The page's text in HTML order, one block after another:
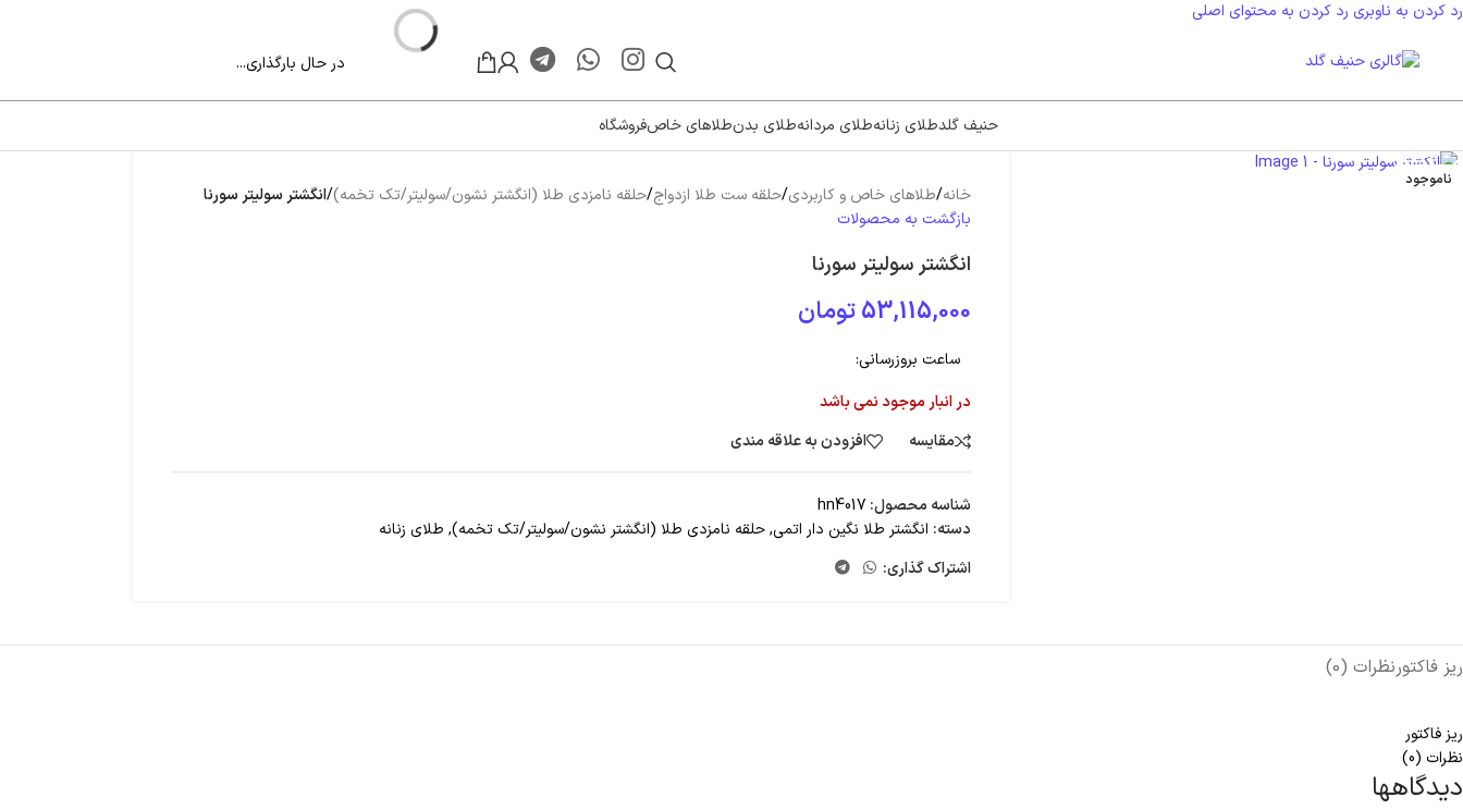
رد کردن به ناوبری رد کردن به محتوای اصلی
در حال بارگذاری...
حنیف گلدطلای زنانهطلای مردانهطلای بدنطلاهای خاصفروشگاه
ناموجود
خانه/طلاهای خاص و کاربردی/حلقه ست طلا ازدواج/حلقه نامزدی طلا (انگشتر نشون/سولیتر/تک تخمه)/انگشتر سولیتر سورنا
بازگشت به محصولات
انگشتر سولیتر سورنا
53,115,000تومان
ساعت بروزرسانی:
در انبار موجود نمی باشد
مقایسه
افزودن به علاقه مندی
شناسه محصول: hn4017
دسته: انگشتر طلا نگین دار اتمی, حلقه نامزدی طلا (انگشتر نشون/سولیتر/تک تخمه), طلای زنانه
اشتراک گذاری:
ریز فاکتورنظرات (0)
ریز فاکتور
نظرات (0)
دیدگاهها